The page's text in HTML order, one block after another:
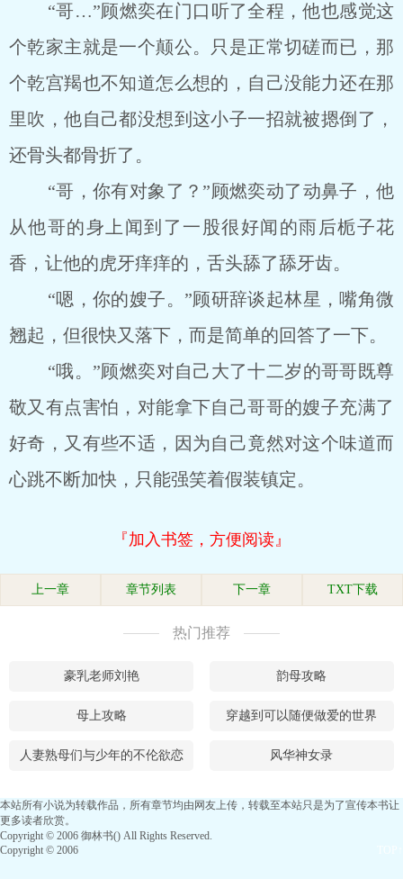
“哥…”顾燃奕在门口听了全程，他也感觉这
个乾家主就是一个颠公。只是正常切磋而已，那
个乾宫羯也不知道怎么想的，自己没能力还在那
里吹，他自己都没想到这小子一招就被摁倒了，
还骨头都骨折了。
“哥，你有对象了？”顾燃奕动了动鼻子，他
从他哥的身上闻到了一股很好闻的雨后栀子花
香，让他的虎牙痒痒的，舌头舔了舔牙齿。
“嗯，你的嫂子。”顾研辞谈起林星，嘴角微
翘起，但很快又落下，而是简单的回答了一下。
“哦。”顾燃奕对自己大了十二岁的哥哥既尊
敬又有点害怕，对能拿下自己哥哥的嫂子充满了
好奇，又有些不适，因为自己竟然对这个味道而
心跳不断加快，只能强笑着假装镇定。
『加入书签，方便阅读』
上一章 章节列表 下一章 TXT下载
热门推荐
豪乳老师刘艳 韵母攻略
母上攻略 穿越到可以随便做爱的世界
人妻熟母们与少年的不伦欲恋 风华神女录
本站所有小说为转载作品，所有章节均由网友上传，转载至本站只是为了宣传本书让
更多读者欣赏。
Copyright © 2006 御林书() All Rights Reserved.
Copyright © 2006